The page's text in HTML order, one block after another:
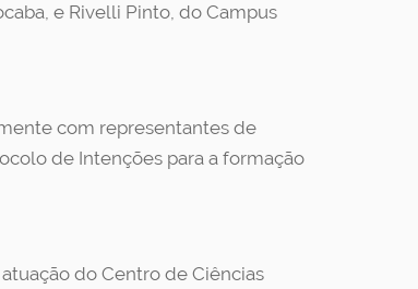
e Rivelli Pinto, do Campus
com representantes de
de Intenções para a formação
do Centro de Ciências